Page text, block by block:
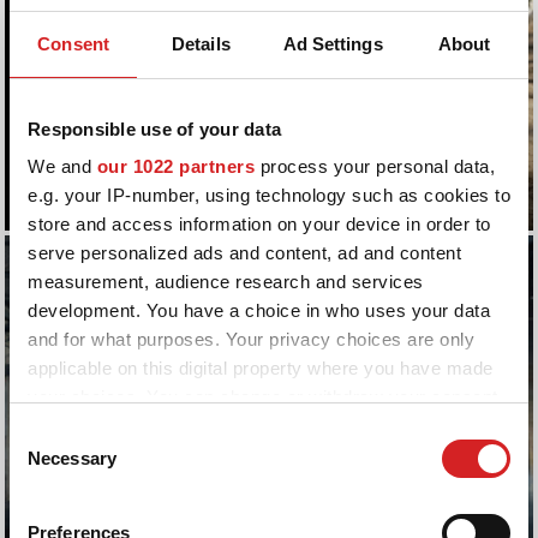
Consent Details Ad Settings About
Responsible use of your data
We and our 1022 partners process your personal data,
e.g. your IP-number, using technology such as cookies to
store and access information on your device in order to
serve personalized ads and content, ad and content
measurement, audience research and services
development. You have a choice in who uses your data
and for what purposes. Your privacy choices are only
applicable on this digital property where you have made
the Privacy trigger icon.
Selection
Necessary
Preferences